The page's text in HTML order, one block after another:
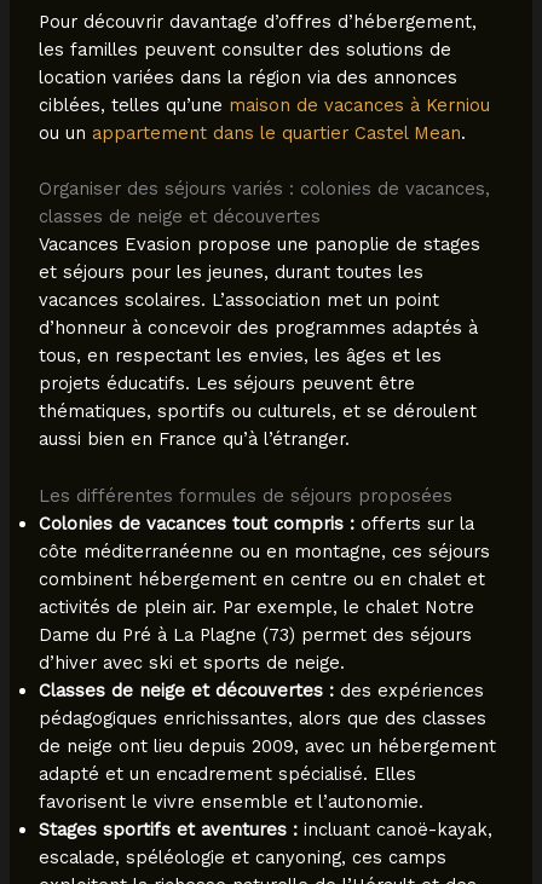
Pour découvrir davantage d’offres d’hébergement,
les familles peuvent consulter des solutions de
location variées dans la région via des annonces
ciblées, telles qu’une maison de vacances à Kerniou
ou un appartement dans le quartier Castel Mean.
Organiser des séjours variés : colonies de vacances,
classes de neige et découvertes
Vacances Evasion propose une panoplie de stages
et séjours pour les jeunes, durant toutes les
vacances scolaires. L’association met un point
d’honneur à concevoir des programmes adaptés à
tous, en respectant les envies, les âges et les
projets éducatifs. Les séjours peuvent être
thématiques, sportifs ou culturels, et se déroulent
aussi bien en France qu’à l’étranger.
Les différentes formules de séjours proposées
Colonies de vacances tout compris :offerts sur la
côte méditerranéenne ou en montagne, ces séjours
combinent hébergement en centre ou en chalet et
activités de plein air. Par exemple, le chalet Notre
Dame du Pré à La Plagne (73) permet des séjours
d’hiver avec ski et sports de neige.
Classes de neige et découvertes :des expériences
pédagogiques enrichissantes, alors que des classes
de neige ont lieu depuis 2009, avec un hébergement
adapté et un encadrement spécialisé. Elles
favorisent le vivre ensemble et l’autonomie.
Stages sportifs et aventures :incluant canoë-kayak,
escalade, spéléologie et canyoning, ces camps